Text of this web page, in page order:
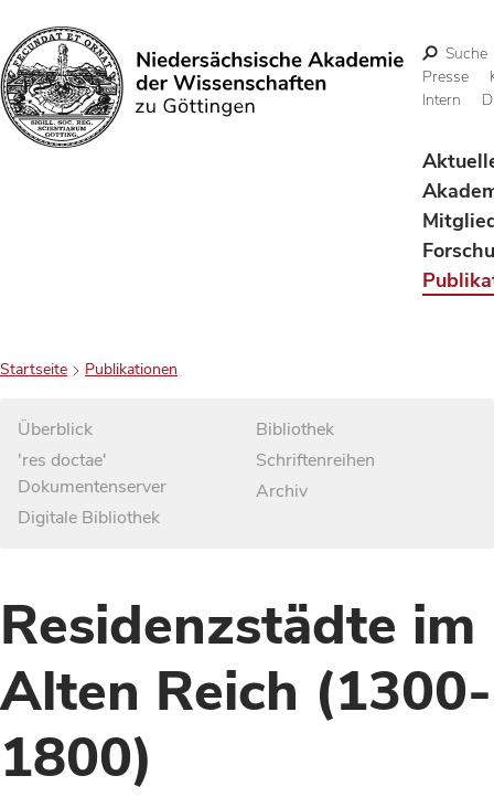
Suchen
Suche
Presse
Intern
Startseite Publikationen
Überblick
'res doctae'
Dokumentenserver
Digitale Bibliothek
Bibliothek
Schriftenreihen
Archiv
Residenzstädte im
Alten Reich (1300-
1800)